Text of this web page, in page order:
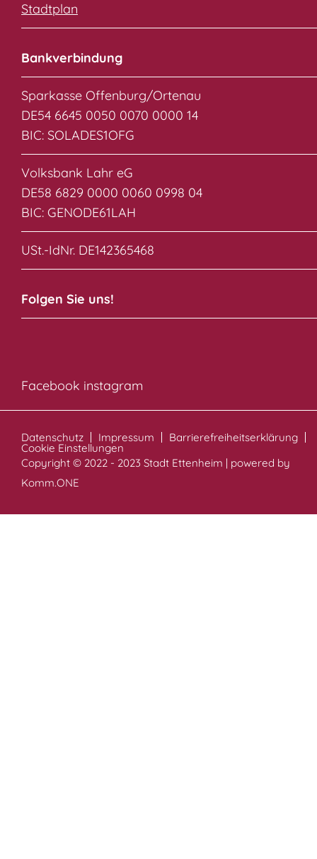
Stadtplan
Bankverbindung
Sparkasse Offenburg/Ortenau
DE54 6645 0050 0070 0000 14
BIC: SOLADES1OFG
Volksbank Lahr eG
DE58 6829 0000 0060 0998 04
BIC: GENODE61LAH
USt.-IdNr. DE142365468
Folgen Sie uns!
Facebook instagram
Datenschutz Impressum Barrierefreiheitserklärung
Cookie Einstellungen
Copyright © 2022 - 2023 Stadt Ettenheim | powered by
Komm.ONE